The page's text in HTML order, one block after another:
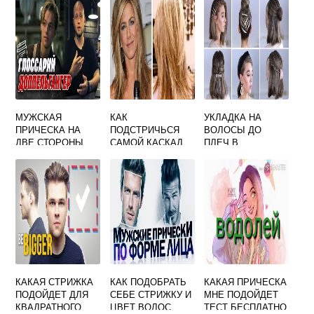
МУЖСКАЯ
ПРИЧЕСКА НА
ДВЕ СТОРОНЫ
КАК
ПОДСТРИЧЬСЯ
САМОЙ КАСКАД
ВОЛОСЫ
УКЛАДКА НА
ВОЛОСЫ ДО
ПЛЕЧ В
УСЛОВИЯХ
КАКАЯ СТРИЖКА
ПОДОЙДЕТ ДЛЯ
КВАДРАТНОГО
КАК ПОДОБРАТЬ
СЕБЕ СТРИЖКУ И
ЦВЕТ ВОЛОС
КАКАЯ ПРИЧЕСКА
МНЕ ПОДОЙДЕТ
ТЕСТ БЕСПЛАТНО